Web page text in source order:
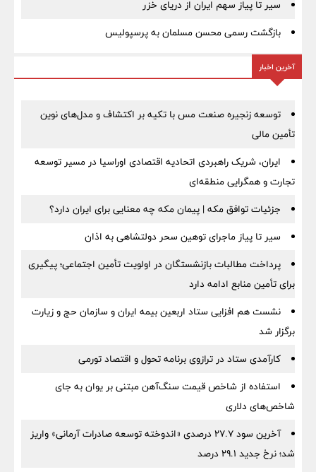
سیر تا پیاز سهم ایران از دریای خزر
بازگشت رسمی محسن مسلمان به پرسپولیس
آخرین اخبار
توسعه زنجیره صنعت مس با تکیه بر اکتشاف و مدل‌های نوین
تأمین مالی
ایران، شریک راهبردی اتحادیه اقتصادی اوراسیا در مسیر توسعه
تجارت و همگرایی منطقه‌ای
جزئیات توافق مکه | پیمان مکه چه معنایی برای ایران دارد؟
سیر تا پیاز ماجرای توهین سحر دولتشاهی به اذان
پرداخت مطالبات بازنشستگان در اولویت تأمین اجتماعی؛ پیگیری
برای تأمین منابع ادامه دارد
نشست هم افزایی ستاد اربعین بیمه ایران و سازمان حج و زیارت
برگزار شد
کارآمدی ستاد در ترازوی برنامه تحول و اقتصاد تورمی
استفاده از شاخص قیمت سنگ‌آهن مبتنی بر یوان به جای
شاخص‌های دلاری
آخرین سود ۲۷.۷ درصدی «اندوخته توسعه صادرات آرمانی» واریز
شد؛ نرخ جدید ۲۹.۱ درصد